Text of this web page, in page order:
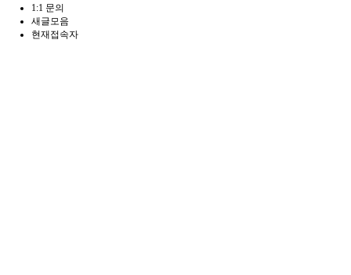
1:1 문의
새글모음
현재접속자